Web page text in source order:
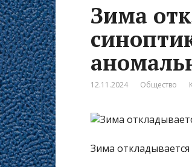
Зима
12.11.2024 Общество
Зима